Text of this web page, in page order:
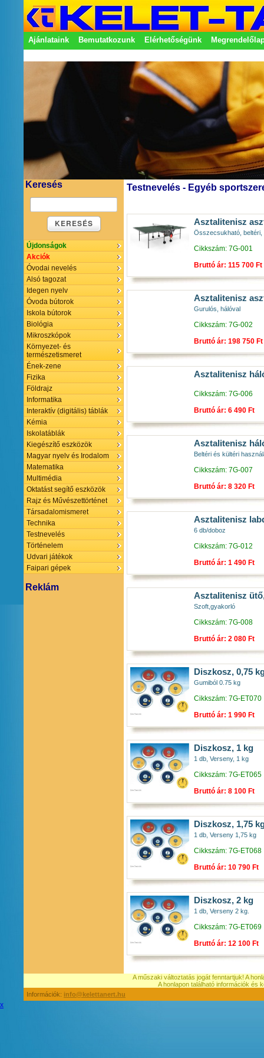
Ajánlataink Bemutatkozunk Elérhetőségünk
Keresés
KERESÉS
Újdonságok
Akciók
Óvodai nevelés
Alsó tagozat
Idegen nyelv
Óvoda bútorok
Iskola bútorok
Biológia
Mikroszkópok
Környezet- és
természetismeret
Ének-zene
Fizika
Földrajz
Informatika
Interaktív (digitális) táblák
Kémia
Iskolatáblák
Kiegészítő eszközök
Magyar nyelv és Irodalom
Matematika
Multimédia
Oktatást segítő eszközök
Rajz és Művészettörténet
Társadalomismeret
Technika
Testnevelés
Történelem
Udvari játékok
Faipari gépek
Reklám
Testnevelés - Egyéb
Asztalitenisz
Összecsukható, beltéri,
Cikkszám: 7G-001
Bruttó ár: 115 700 Ft
Asztalitenisz
Gurulós, hálóval
Cikkszám: 7G-002
Bruttó ár: 198 750 Ft
Asztalitenisz
Cikkszám: 7G-006
Bruttó ár: 6 490 Ft
Asztalitenisz
Beltéri és kültéri
Cikkszám: 7G-007
Bruttó ár: 8 320 Ft
Asztalitenisz
6 db/doboz
Cikkszám: 7G-012
Bruttó ár: 1 490 Ft
Asztalitenisz
Szoft,gyakorló
Cikkszám: 7G-008
Bruttó ár: 2 080 Ft
Diszkosz, 0,75
Gumiból 0.75 kg
Cikkszám: 7G-ET070
Bruttó ár: 1 990 Ft
Diszkosz, 1 kg
1 db, Verseny, 1 kg
Cikkszám: 7G-ET065
Bruttó ár: 8 100 Ft
Diszkosz, 1,75
1 db, Verseny 1,75 kg
Cikkszám: 7G-ET068
Bruttó ár: 10 790 Ft
Diszkosz, 2 kg
1 db, Verseny 2 kg.
Cikkszám: 7G-ET069
Bruttó ár: 12 100 Ft
A műszaki változtatás jogát fenntartjuk! A
A honlapon található információk és
Információk: info@kelettanert.hu
x